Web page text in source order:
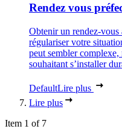
Rendez vous
Obtenir un rendez-vous
régulariser votre
peut sembler
souhaitant s’installer
DefaultLire plus
Lire plus
Item 1 of 7